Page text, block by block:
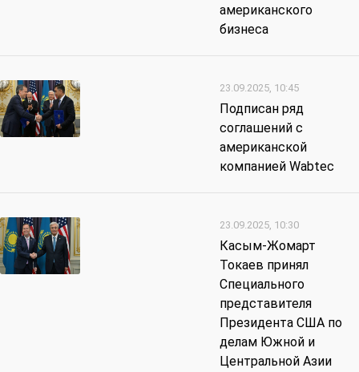
американского
бизнеса
23.09.2025, 10:45
Подписан ряд
соглашений с
американской
компанией Wabtec
23.09.2025, 10:30
Касым-Жомарт
Токаев принял
Специального
представителя
Президента США по
делам Южной и
Центральной Азии